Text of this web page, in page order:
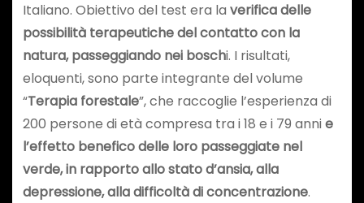
Italiano. Obiettivo del test era la verifica delle
possibilità terapeutiche del contatto con la
natura, passeggiando nei boschi. I risultati,
eloquenti, sono parte integrante del volume
“Terapia forestale”, che raccoglie l’esperienza di
200 persone di età compresa tra i 18 e i 79 annie
l’effetto benefico delle loro passeggiate nel
verde, in rapporto allo stato d’ansia, alla
depressione, alla difficoltà di concentrazione.